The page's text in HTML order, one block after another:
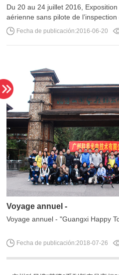
aérienne sans pilote de l’inspection
Fecha de publicación:2016-06-20
Voyage annuel -
Voyage annuel - "Guangxi Happy
Fecha de publicación:2018-07-26